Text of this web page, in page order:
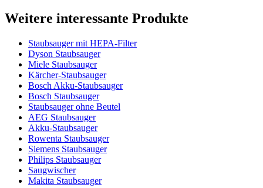
Weitere interessante Produkte
Staubsauger mit HEPA-Filter
Dyson Staubsauger
Miele Staubsauger
Kärcher-Staubsauger
Bosch Akku-Staubsauger
Bosch Staubsauger
Staubsauger ohne Beutel
AEG Staubsauger
Akku-Staubsauger
Rowenta Staubsauger
Siemens Staubsauger
Philips Staubsauger
Saugwischer
Makita Staubsauger